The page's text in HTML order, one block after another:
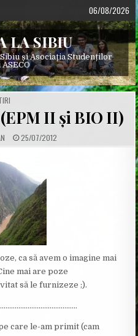
06/08/2026
LA SIBIU
și Asociația Studenților
II și BIO II)
P
U
S
D
D
A
T
E
:
25/07/2012
ca să avem o imagine mai
mai are poze
să le furnizeze ;).
care le-am primit (cam